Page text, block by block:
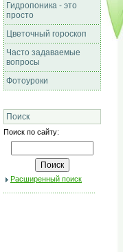
Гидропоника - это
просто
Цветочный гороскоп
Часто задаваемые
вопросы
Фотоуроки
Поиск
Поиск по сайту:
Расширенный поиск